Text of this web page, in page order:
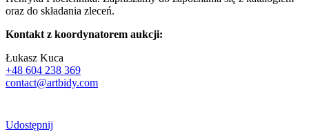
oraz do składania zleceń.
Kontakt z koordynatorem aukcji:
Łukasz Kuca
+48 604 238 369
contact@artbidy.com
Udostępnij